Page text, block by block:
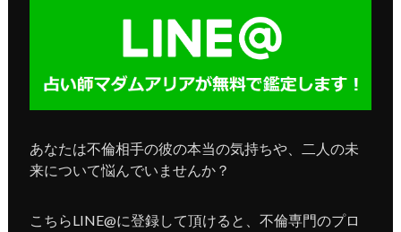
あなたは不倫相手の彼の本当の気持ちや、二人の未
来について悩んでいませんか？
こちらLINE@に登録して頂けると、不倫専門のプロ